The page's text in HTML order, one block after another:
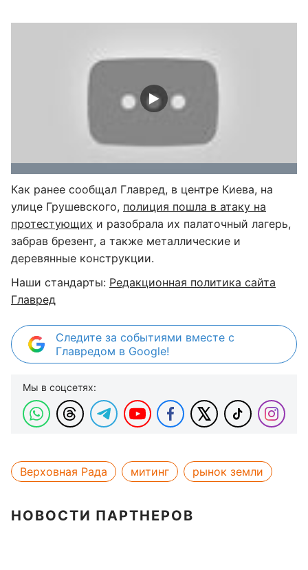
Как ранее сообщал Главред, в центре Киева, на
улице Грушевского, полиция пошла в атаку на
протестующих и разобрала их палаточный лагерь,
забрав брезент, а также металлические и
деревянные конструкции.
Наши стандарты: Редакционная политика сайта
Главред
Следите за событиями вместе с
Главредом в Google!
Мы в соцсетях:
Верховная Рада митинг рынок земли
НОВОСТИ ПАРТНЕРОВ